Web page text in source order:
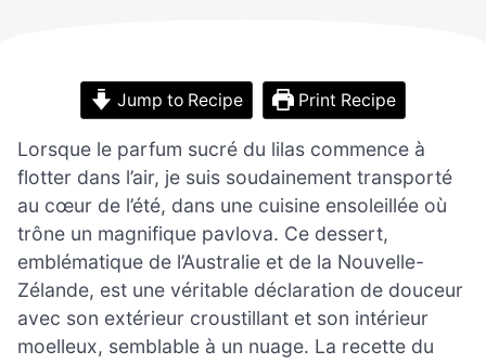
Jump to Recipe Print Recipe
Lorsque le parfum sucré du lilas commence à
flotter dans l’air, je suis soudainement transporté
au cœur de l’été, dans une cuisine ensoleillée où
trône un magnifique pavlova. Ce dessert,
emblématique de l’Australie et de la Nouvelle-
Zélande, est une véritable déclaration de douceur
avec son extérieur croustillant et son intérieur
moelleux, semblable à un nuage. La recette du